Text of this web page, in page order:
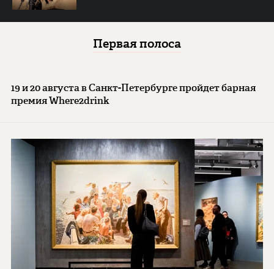
Первая полоса
19 и 20 августа в Санкт-Петербурге пройдет барная
премия Where2drink